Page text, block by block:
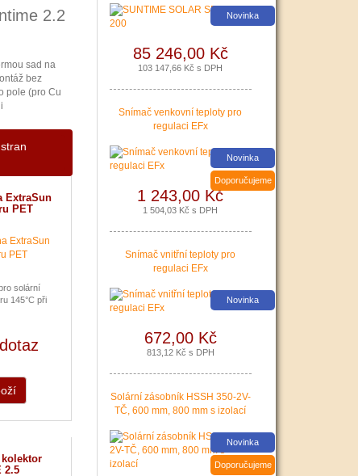
2.2
sad na
bez
pole (pro Cu
ExtraSun
PET
solární
145°C při
2.5
2021. Zajistěte si pro vás
levnější a pohodlnější
domácnosti.
více zde ..
Nová zelená úsporám a
Kotlíkové dotace snadno s
PROPULS SOLAR. Přijďte
si pro informace o
dotačních programech
Kotlíkové dotace.
|více zde ..
Podávání žádostí o
poslední Kotlíkové dotace
bude pravděpodobně na
podzim roku 2020.
Nenechte si ujít dotaci až
Novinka
85 246,00 Kč
103 147,66 Kč s DPH
Snímač venkovní teploty pro
regulaci EFx
Novinka
Doporučujeme
1 243,00 Kč
1 504,03 Kč s DPH
Snímač vnitřní teploty pro
regulaci EFx
Novinka
672,00 Kč
813,12 Kč s DPH
Solární zásobník HSSH 350-2V-
TČ, 600 mm, 800 mm s izolací
Novinka
Doporučujeme